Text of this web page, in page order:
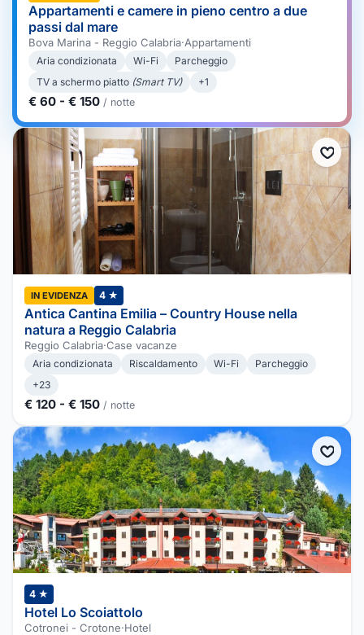
Appartamenti e camere in pieno centro a due
passi dal mare
Bova Marina - Reggio Calabria·Appartamenti
Aria condizionata Wi-Fi
Parcheggio
TV a schermo piatto (Smart TV) +1
€ 60 - € 150 / notte
IN EVIDENZA 4 ★
Antica Cantina Emilia – Country House nella
natura a Reggio Calabria
Reggio Calabria·Case vacanze
Aria condizionata Riscaldamento Wi-Fi
Parcheggio
+23
€ 120 - € 150 / notte
4 ★
Hotel Lo Scoiattolo
Cotronei - Crotone·Hotel